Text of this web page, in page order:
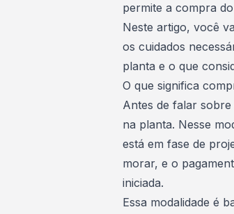
permite a compra
Neste artigo, você
os cuidados
planta e o que
O que significa
Antes de falar
na planta. Nesse
está em fase de
morar, e o
iniciada.
Essa modalidade é